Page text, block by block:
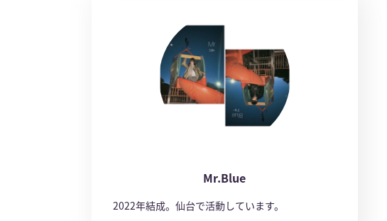
Mr.Blue
2022年結成。仙台で活動しています。